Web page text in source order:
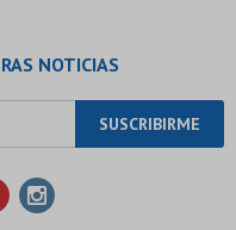
NOTICIAS
SUSCRIBIRME
